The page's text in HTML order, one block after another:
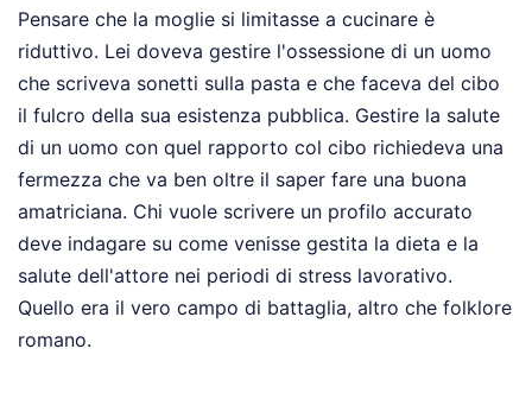
Pensare che la moglie si limitasse a cucinare è
riduttivo. Lei doveva gestire l'ossessione di un uomo
che scriveva sonetti sulla pasta e che faceva del cibo
il fulcro della sua esistenza pubblica. Gestire la salute
di un uomo con quel rapporto col cibo richiedeva una
fermezza che va ben oltre il saper fare una buona
amatriciana. Chi vuole scrivere un profilo accurato
deve indagare su come venisse gestita la dieta e la
salute dell'attore nei periodi di stress lavorativo.
Quello era il vero campo di battaglia, altro che folklore
romano.